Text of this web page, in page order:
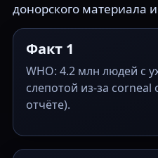
донорского материала
Факт 1
WHO: 4.2 млн людей с
слепотой из-за corneal
отчёте).